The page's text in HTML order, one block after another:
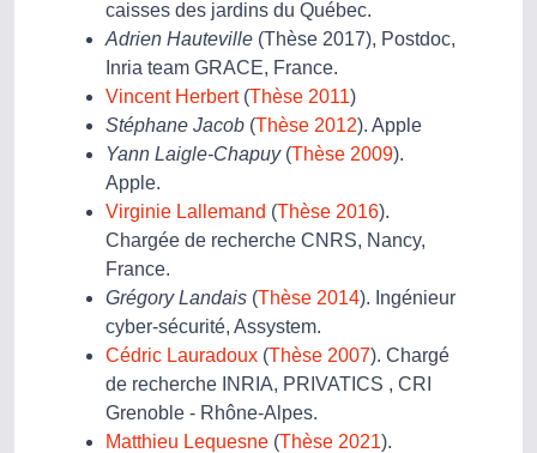
caisses des jardins du Québec.
Adrien Hauteville (Thèse 2017), Postdoc,
Inria team GRACE, France.
Vincent Herbert(Thèse 2011)
Stéphane Jacob (Thèse 2012). Apple
Yann Laigle-Chapuy(Thèse 2009).
Apple.
Virginie Lallemand (Thèse 2016).
Chargée de recherche CNRS, Nancy,
France.
Grégory Landais (Thèse 2014). Ingénieur
cyber-sécurité, Assystem.
Cédric Lauradoux (Thèse 2007). Chargé
de recherche INRIA, PRIVATICS , CRI
Grenoble - Rhône-Alpes.
Matthieu Lequesne (Thèse 2021).